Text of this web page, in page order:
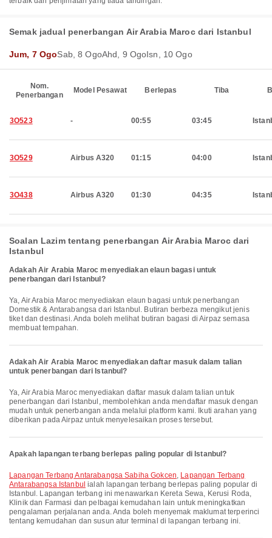
Semak jadual penerbangan Air Arabia Maroc dari Istanbul
Jum, 7 OgoSab, 8 OgoAhd, 9 OgoIsn, 10 Ogo
Nom.
Penerbangan
Model Pesawat Berlepas Tiba
3O523 - 00:55 03:45
3O529 Airbus A320 01:15 04:00
3O438 Airbus A320 01:30 04:35
Soalan Lazim tentang penerbangan Air Arabia Maroc dari
Istanbul
Adakah Air Arabia Maroc menyediakan elaun bagasi untuk
penerbangan dari Istanbul?
Ya, Air Arabia Maroc menyediakan elaun bagasi untuk penerbangan
Domestik & Antarabangsa dari Istanbul. Butiran berbeza mengikut jenis
tiket dan destinasi. Anda boleh melihat butiran bagasi di Airpaz semasa
membuat tempahan.
Adakah Air Arabia Maroc menyediakan daftar masuk dalam talian
untuk penerbangan dari Istanbul?
Ya, Air Arabia Maroc menyediakan daftar masuk dalam talian untuk
penerbangan dari Istanbul, membolehkan anda mendaftar masuk dengan
mudah untuk penerbangan anda melalui platform kami. Ikuti arahan yang
diberikan pada Airpaz untuk menyelesaikan proses tersebut.
Apakah lapangan terbang berlepas paling popular di Istanbul?
Lapangan Terbang Antarabangsa Sabiha Gokcen, Lapangan Terbang
Antarabangsa Istanbul ialah lapangan terbang berlepas paling popular di
Istanbul. Lapangan terbang ini menawarkan Kereta Sewa, Kerusi Roda,
Klinik dan Farmasi dan pelbagai kemudahan lain untuk meningkatkan
pengalaman perjalanan anda. Anda boleh menyemak maklumat terperinci
tentang kemudahan dan susun atur terminal di lapangan terbang ini.